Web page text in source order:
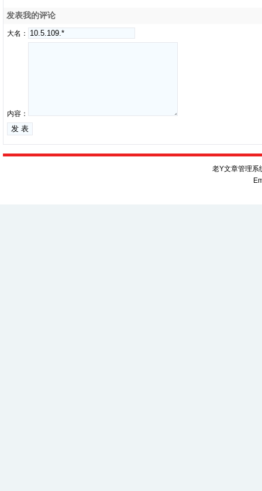
发表我的评论
大名：
内容：
老Y文章管理系